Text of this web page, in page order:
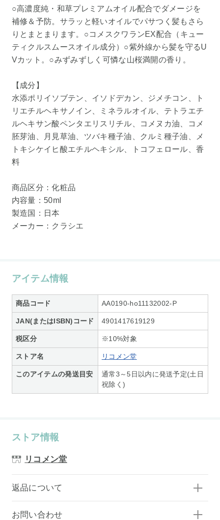
○高濃度純・和草プレミアムオイル配合でダメージを
補修＆予防。サラッと軽いオイルでパサつく髪もさら
りとまとまります。○コメスクワランEX配合（キュー
ティクルスムースオイル成分）○紫外線から髪を守るU
Vカット。○みずみずしく可憐な山桜満開の香り。
【成分】
水添ポリイソブテン、イソドデカン、ジメチコン、ト
リエチルヘキサノイン、ミネラルオイル、テトラエチ
ルヘキサン酸ペンタエリスリチル、コメヌカ油、コメ
胚芽油、月見草油、ツバキ種子油、クルミ種子油、メ
トキシケイヒ酸エチルヘキシル、トコフェロール、香
料
商品区分：化粧品
内容量：50ml
製造国：日本
メーカー：クラシエ
アイテム情報
商品コード AA0190-ho11132002-P
JAN(またはISBN)コード 4901417619129
税区分 ※10%対象
ストア名 リコメン堂
このアイテムの発送目安
通常3～5日以内に発送予定(土日
祝除く)
ストア情報
リコメン堂
返品について
お問い合わせ